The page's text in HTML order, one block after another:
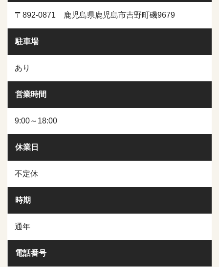
〒892-0871 鹿児島県鹿児島市吉野町磯9679
駐車場
あり
営業時間
9:00～18:00
休業日
不定休
時期
通年
電話番号